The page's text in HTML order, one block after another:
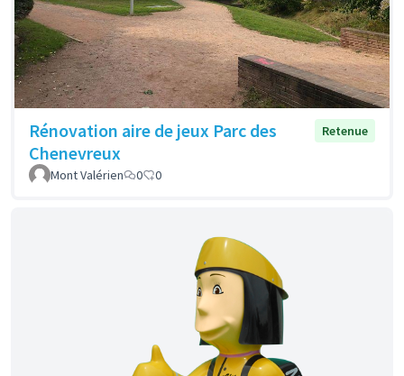
Rénovation aire de jeux Parc des
Chenevreux
Retenue
Mont Valérien 0 0